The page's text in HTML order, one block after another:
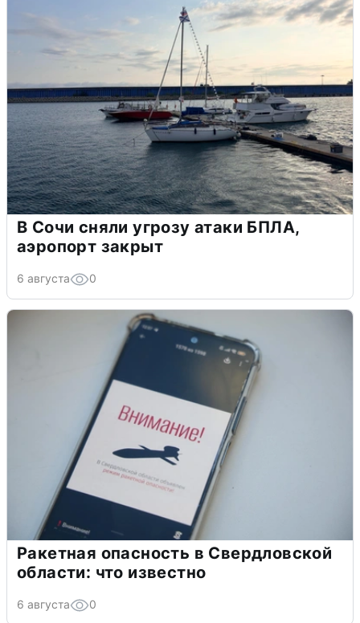
В Сочи сняли угрозу атаки БПЛА,
аэропорт закрыт
6 августа 0
Ракетная опасность в Свердловской
области: что известно
6 августа 0